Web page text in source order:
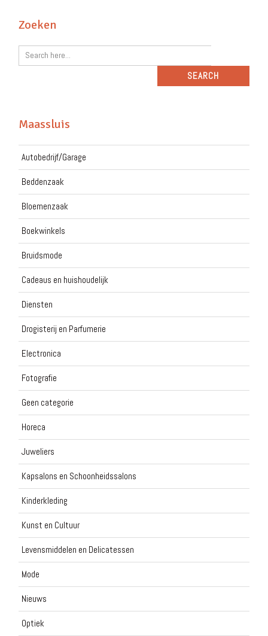
Zoeken
Maassluis
Autobedrijf/Garage
Beddenzaak
Bloemenzaak
Boekwinkels
Bruidsmode
Cadeaus en huishoudelijk
Diensten
Drogisterij en Parfumerie
Electronica
Fotografie
Geen categorie
Horeca
Juweliers
Kapsalons en Schoonheidssalons
Kinderkleding
Kunst en Cultuur
Levensmiddelen en Delicatessen
Mode
Nieuws
Optiek